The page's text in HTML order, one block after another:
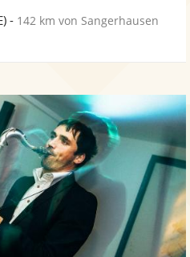
- 142 km von Sangerhausen